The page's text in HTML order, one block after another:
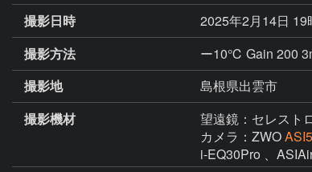
撮影日時
2025年2月14日 19
撮影方法
ー10℃ Gain 200
撮影地
島根県出雲市
撮影機材
望遠鏡：セレスト
カメラ：ZWO
i-EQ30Pro 、